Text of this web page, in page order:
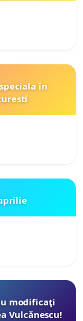
în
modificaţi
Vulcănescu!